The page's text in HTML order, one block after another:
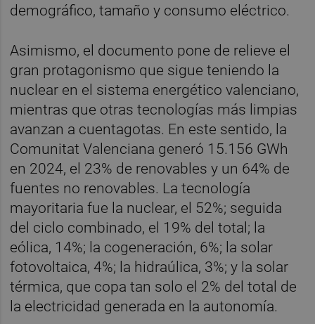
demográfico, tamaño y consumo eléctrico.
Asimismo, el documento pone de relieve el
gran protagonismo que sigue teniendo la
nuclear en el sistema energético valenciano,
mientras que otras tecnologías más limpias
avanzan a cuentagotas. En este sentido, la
Comunitat Valenciana generó 15.156 GWh
en 2024, el 23% de renovables y un 64% de
fuentes no renovables. La tecnología
mayoritaria fue la nuclear, el 52%; seguida
del ciclo combinado, el 19% del total; la
eólica, 14%; la cogeneración, 6%; la solar
fotovoltaica, 4%; la hidraúlica, 3%; y la solar
térmica, que copa tan solo el 2% del total de
la electricidad generada en la autonomía.